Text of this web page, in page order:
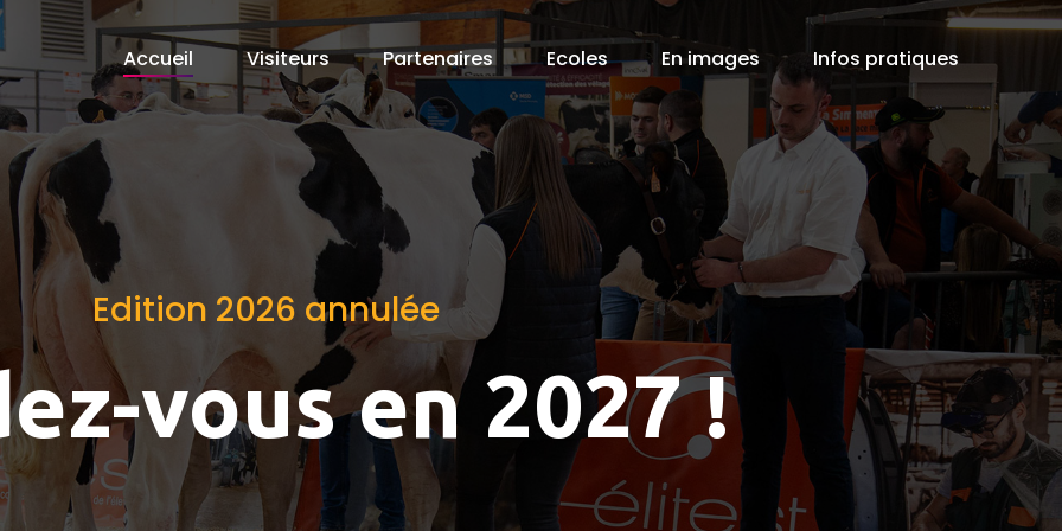
Accueil Visiteurs Partenaires Ecoles En images Infos pratiques
Edition 2026 annulée
vous en 2027 !